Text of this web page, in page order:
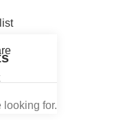
looking for.